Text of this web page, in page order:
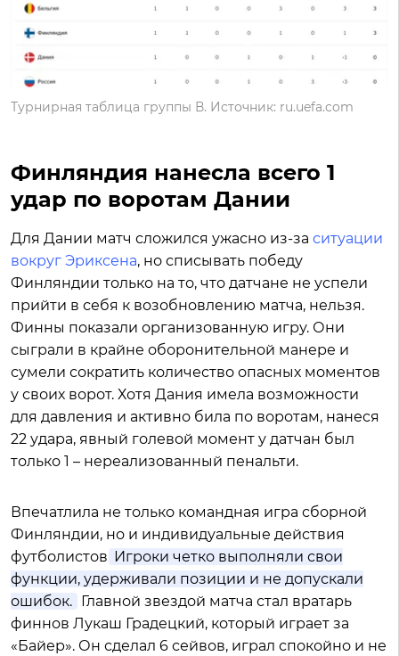
Турнирная таблица группы В. Источник: ru.uefa.com
Финляндия нанесла всего 1
удар по воротам Дании
Для Дании матч сложился ужасно из-за ситуации
вокруг Эриксена, но списывать победу
Финляндии только на то, что датчане не успели
прийти в себя к возобновлению матча, нельзя.
Финны показали организованную игру. Они
сыграли в крайне оборонительной манере и
сумели сократить количество опасных моментов
у своих ворот. Хотя Дания имела возможности
для давления и активно била по воротам, нанеся
22 удара, явный голевой момент у датчан был
только 1 – нереализованный пенальти.
Впечатлила не только командная игра сборной
Финляндии, но и индивидуальные действия
футболистов. Игроки четко выполняли свои
функции, удерживали позиции и не допускали
ошибок. Главной звездой матча стал вратарь
финнов Лукаш Градецкий, который играет за
«Байер». Он сделал 6 сейвов, играл спокойно и не